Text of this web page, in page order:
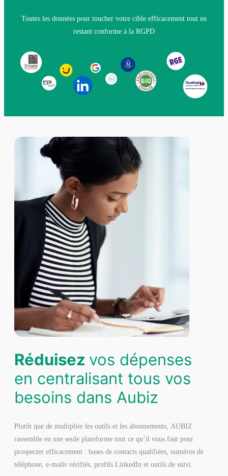
Toutes les données pour toucher votre cible efficacement tout en
restant conforme à la RGPD
Réduisez vos dépenses
en centralisant tous vos
besoins dans Aubiz
Plutôt que de multiplier les outils et les abonnements, AUBIZ
rassemble en une seule plateforme tout ce qu’il vous faut pour
prospecter efficacement : bases de contacts qualifiées, numéros de
téléphone, e-mails vérifiés, profils LinkedIn et outils de suivi.